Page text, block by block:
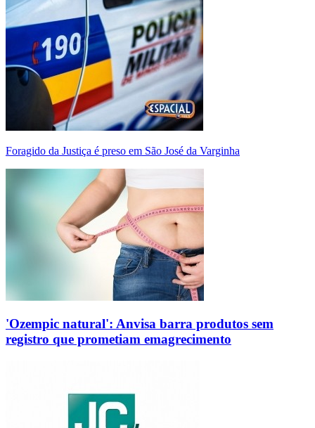
Foragido da Justiça é preso em São José da Varginha
'Ozempic natural': Anvisa barra produtos sem
registro que prometiam emagrecimento